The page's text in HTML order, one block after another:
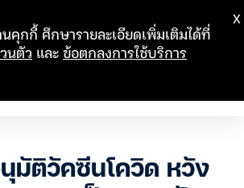
นุมัติวัคซีนโควิด หวัง
นคุกกี้ ศึกษารายละเอียดเพิ่มเติมได้ที่
นตัว และข้อตกลงการใช้บริการ
X